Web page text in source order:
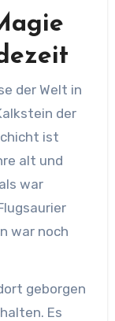
der Welt in
der
ist
alt und
war
war noch
geborgen
Es